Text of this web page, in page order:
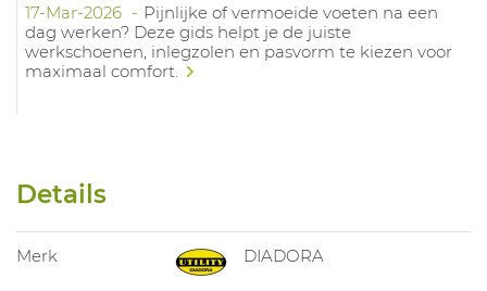
17-Mar-2026
Pijnlijke of vermoeide voeten na een
dag werken? Deze gids helpt je de juiste
werkschoenen, inlegzolen en pasvorm te kiezen voor
maximaal comfort.
Details
Merk DIADORA